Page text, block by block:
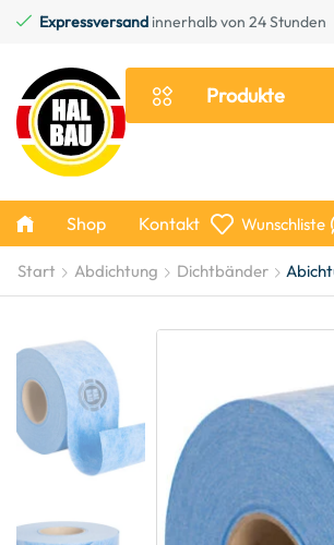
Expressversand innerhalb von 24 Stunden
Produkte
Shop Kontakt Wunschliste
Start Abdichtung Dichtbänder